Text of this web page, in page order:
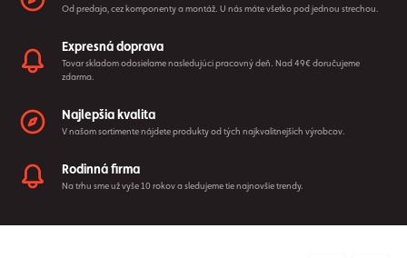
Od predaja, cez komponenty a montáž. U nás máte všetko pod jednou strechou.
Expresná doprava
Tovar skladom odosielame nasledujúci pracovný deň. Nad 49€ doručujeme
zdarma.
Najlepšia kvalita
V našom sortimente nájdete produkty od tých najkvalitnejších výrobcov.
Rodinná firma
Na trhu sme už vyše 10 rokov a sledujeme tie najnovšie trendy.